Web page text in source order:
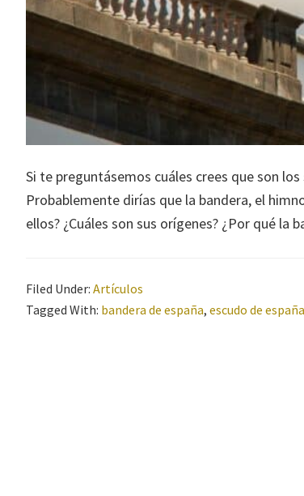
Si te preguntásemos cuáles crees que son
Probablemente dirías que la bandera, el
ellos? ¿Cuáles son sus orígenes? ¿Por qué
Filed Under: Artículos
Tagged With: bandera de españa, escudo de españa